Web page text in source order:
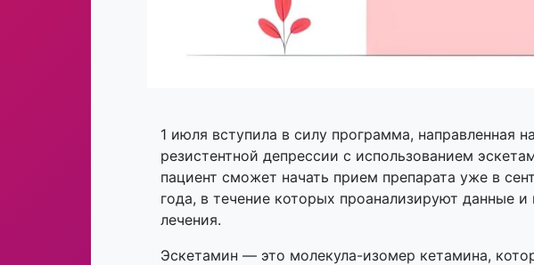
1 июля вступила в силу программа, направленная
резистентной депрессии с использованием
пациент сможет начать прием препарата уже в
года, в течение которых проанализируют данные
лечения.
Эскетамин — это молекула-изомер кетамина,